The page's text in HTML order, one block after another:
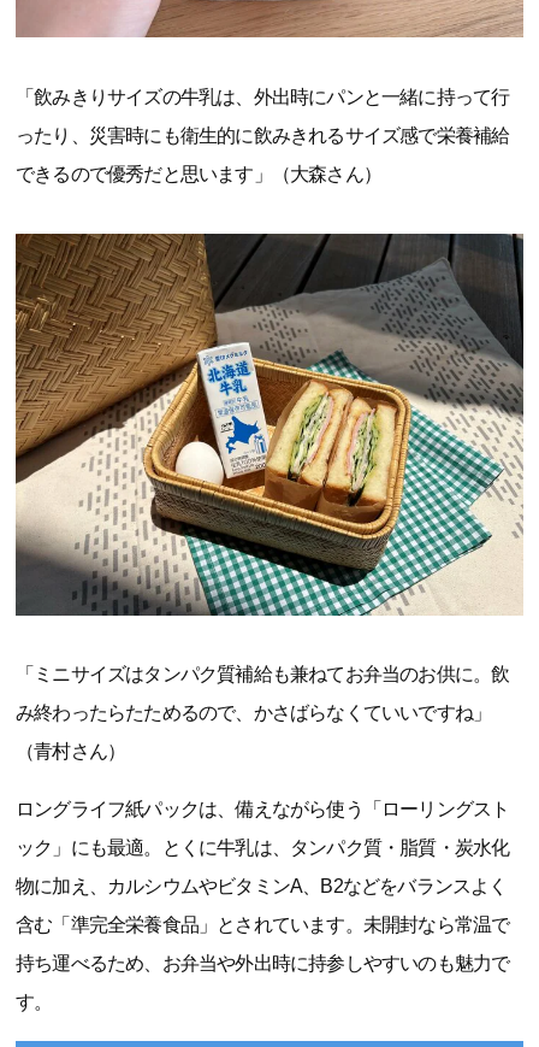
「飲みきりサイズの牛乳は、外出時にパンと一緒に持って行
ったり、災害時にも衛生的に飲みきれるサイズ感で栄養補給
できるので優秀だと思います」（大森さん）
「ミニサイズはタンパク質補給も兼ねてお弁当のお供に。飲
み終わったらたためるので、かさばらなくていいですね」
（青村さん）
ロングライフ紙パックは、備えながら使う「ローリングスト
ック」にも最適。とくに牛乳は、タンパク質・脂質・炭水化
物に加え、カルシウムやビタミンA、B2などをバランスよく
含む「準完全栄養食品」とされています。未開封なら常温で
持ち運べるため、お弁当や外出時に持参しやすいのも魅力で
す。